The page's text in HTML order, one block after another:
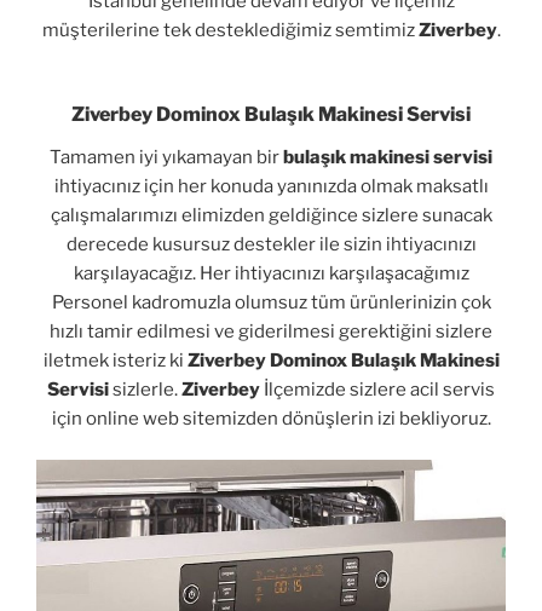
müşterilerine tek desteklediğimiz semtimizZiverbey.
Ziverbey Dominox Bulaşık Makinesi Servisi
Tamamen iyi yıkamayan birbulaşık makinesi servisi
ihtiyacınız için her konuda yanınızda olmak maksatlı
çalışmalarımızı elimizden geldiğince sizlere sunacak
derecede kusursuz destekler ile sizin ihtiyacınızı
karşılayacağız. Her ihtiyacınızı karşılaşacağımız
Personel kadromuzla olumsuz tüm ürünlerinizin çok
hızlı tamir edilmesi ve giderilmesi gerektiğini sizlere
iletmek isteriz ki Ziverbey Dominox Bulaşık Makinesi
Servisisizlerle.Ziverbey İlçemizde sizlere acil servis
için online web sitemizden dönüşlerin izi bekliyoruz.